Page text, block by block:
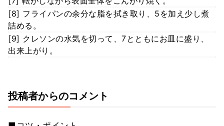
[8] フライパンの余分な脂を拭き取り、5を加え少し煮
詰める。
[9] クレソンの水気を切って、7とともにお皿に盛り、
出来上がり。
投稿者からのコメント